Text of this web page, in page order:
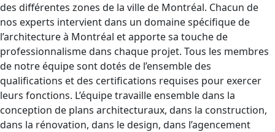
des différentes zones de la ville de Montréal. Chacun de
nos experts intervient dans un domaine spécifique de
l’architecture à Montréal et apporte sa touche de
professionnalisme dans chaque projet. Tous les membres
de notre équipe sont dotés de l’ensemble des
qualifications et des certifications requises pour exercer
leurs fonctions. L’équipe travaille ensemble dans la
conception de plans architecturaux, dans la construction,
dans la rénovation, dans le design, dans l’agencement